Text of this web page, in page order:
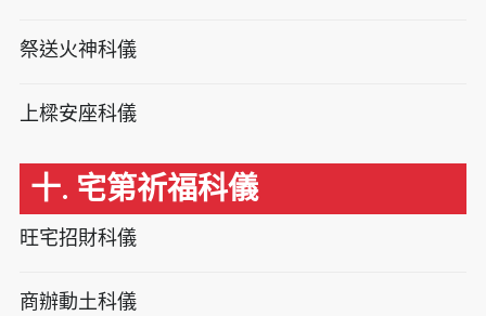
祭送火神科儀
上樑安座科儀
十. 宅第祈福科儀
旺宅招財科儀
商辦動土科儀